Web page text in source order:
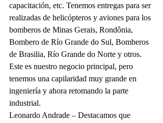
capacitación, etc. Tenemos entregas para ser
realizadas de helicópteros y aviones para los
bomberos de Minas Gerais, Rondônia,
Bombero de Río Grande do Sul, Bomberos
de Brasilia, Río Grande do Norte y otros.
Este es nuestro negocio principal, pero
tenemos una capilaridad muy grande en
ingeniería y ahora retomando la parte
industrial.
Leonardo Andrade – Destacamos que